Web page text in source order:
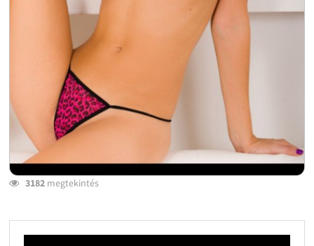
3182megtekintés